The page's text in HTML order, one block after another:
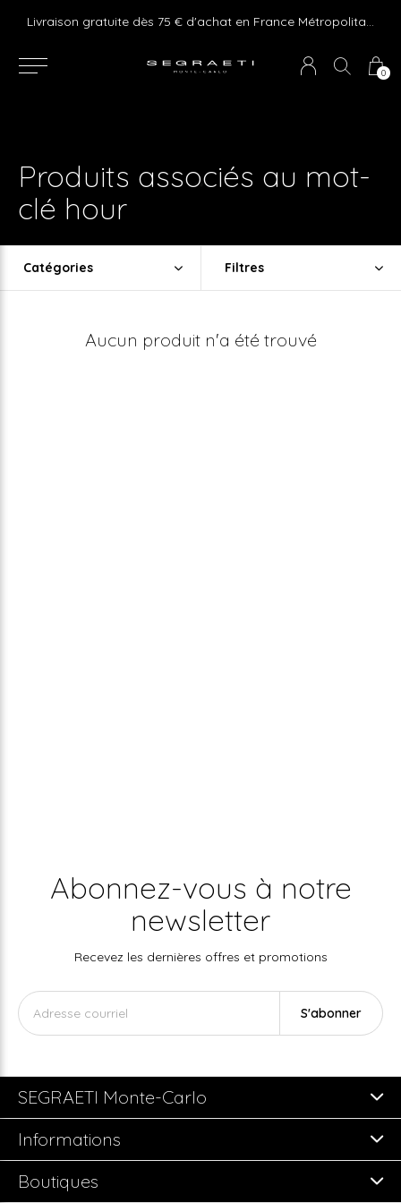
0
Livraison gratuite dès 75 € d'achat en France Métropolitaine et Monaco (hors mobilier)
Produits associés au mot-
clé hour
Catégories Filtres
Aucun produit n'a été trouvé
Abonnez-vous à notre
newsletter
Recevez les dernières offres et promotions
S'abonner
SEGRAETI Monte-Carlo
Informations
Boutiques